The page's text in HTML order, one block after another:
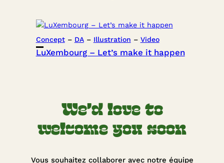
Concept – DA – Illustration – Video
LuXembourg – Let’s make it happen
We’d love to
welcome you soon
Vous souhaitez collaborer avec notre équipe